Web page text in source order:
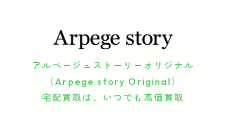
かんたん買取申込 きっちり買取申込
ログイン お問い合わせ
アルページュストーリーオリジナル
（Arpege story Original）
宅配買取は、いつでも高価買取